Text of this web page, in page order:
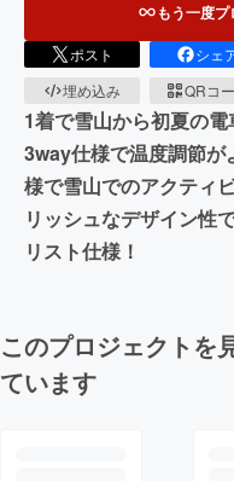
もう一度
ポスト シェ
埋め込み
QRコ
1着で雪山から初夏の電
3way仕様で温度調節が
様で雪山でのアクティ
リッシュなデザイン性
リスト仕様！
このプロジェクトを
ています